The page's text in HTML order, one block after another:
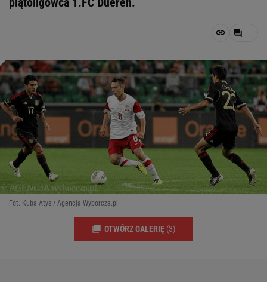
Fot. Kuba Atys / Agencja Wyborcza.pl
OTWÓRZ GALERIĘ (3)